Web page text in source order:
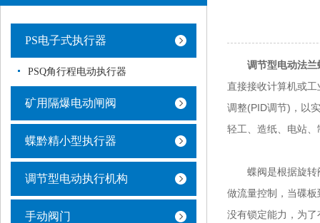
PS电子式执行器
PSQ角行程电动执行器
矿用隔爆电动闸阀
蝶黔精小型执行器
调节型电动执行机构
手动阀门
调节型电动法兰
直接接收计算机或
调整(PID调节)，以
轻工、造纸、电站
蝶阀是根据旋转阀
做流量控制，当碟
没有锁定能力，为